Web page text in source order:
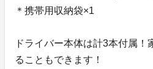
＊携帯用収納袋×1
ドライバー本体は計3本付属！
ることもできます！